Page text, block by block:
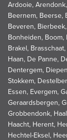
Ardooie,
Beernem, Beerse,
Beveren,
Bonheiden,
Brakel,
Haan, De Panne,
Dentergem,
Stokkem,
Essen, Evergem,
Geraardsbergen,
Grobbendonk,
Haacht, Herent,
Hechtel-Eksel,